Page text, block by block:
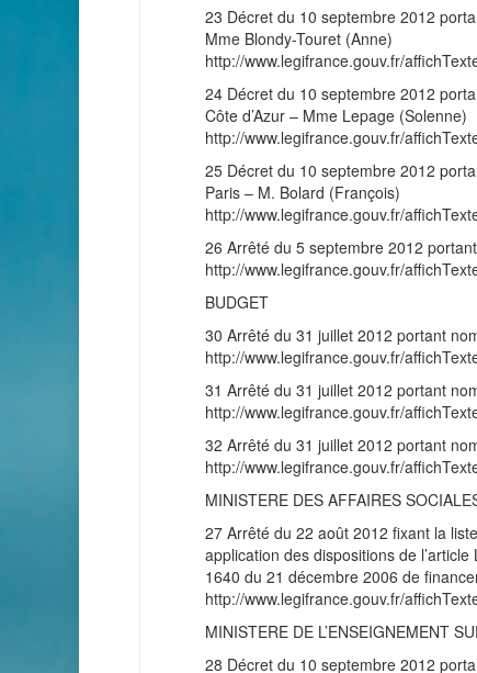
23 Décret du 10 septembre 2012
Mme Blondy-Touret (Anne)
http://www.legifrance.gouv.fr/
24 Décret du 10 septembre 2012
Côte d’Azur – Mme Lepage (Solenne)
http://www.legifrance.gouv.fr/
25 Décret du 10 septembre 2012
Paris – M. Bolard (François)
http://www.legifrance.gouv.fr/
26 Arrêté du 5 septembre 2012
http://www.legifrance.gouv.fr/
BUDGET
30 Arrêté du 31 juillet 2012 portant
http://www.legifrance.gouv.fr/
31 Arrêté du 31 juillet 2012 portant
http://www.legifrance.gouv.fr/
32 Arrêté du 31 juillet 2012 portant
http://www.legifrance.gouv.fr/
MINISTERE DES AFFAIRES
27 Arrêté du 22 août 2012 fixant la
application des dispositions de
1640 du 21 décembre 2006 de
http://www.legifrance.gouv.fr/
MINISTERE DE L’ENSEIGNEMENT
28 Décret du 10 septembre 2012